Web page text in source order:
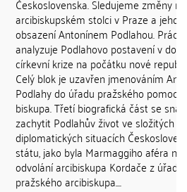
Československa. Sledujeme změny na
arcibiskupském stolci v Praze a jeho
obsazení Antonínem Podlahou. Práce
analyzuje Podlahovo postavení v době
církevní krize na počátku nové
Celý blok je uzavřen jmenováním
Podlahy do úřadu pražského
biskupa. Třetí biografická část se snaží
zachytit Podlahův život ve složitých
diplomatických situacích
státu, jako byla Marmaggiho aféra
odvolání arcibiskupa Kordače z úřadu
pražského arcibiskupa....